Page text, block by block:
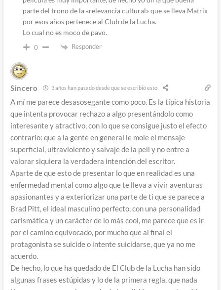
parte del trono de la «relevancia cultural» que se lleva Matrix
por esos años pertenece al Club de la Lucha.
Lo cual no es moco de pavo.
0 Responder
Sincero 3 años han pasado desde que se escribió esto
A mí me parece desasosegante como poco. Es la típica historia
que intenta provocar rechazo a algo presentándolo como
interesante y atractivo, con lo que se consigue justo el efecto
contrario: que a la gente en general le mole el mensaje
superficial, ultraviolento y salvaje de la peli y no entre a
valorar siquiera la verdadera intención del escritor.
Aparte de que esto de presentar lo que en realidad es una
enfermedad mental como algo que te lleva a vivir aventuras
apasionantes y a exteriorizar una parte de ti que se parece a
Brad Pitt, el ideal masculino perfecto, con una personalidad
carismática y un carácter de lo más cool, me parece que es ir
por el camino equivocado, por mucho que al final el
protagonista se suicide o intente suicidarse, que ya no me
acuerdo.
De hecho, lo que ha quedado de El Club de la Lucha han sido
algunas frases estúpidas y lo de la primera regla, que nada